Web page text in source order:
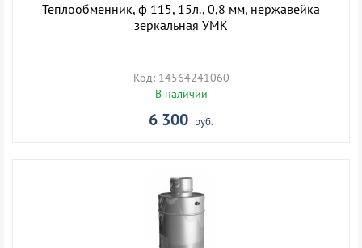
Теплообменник, ф 115, 15л., 0,8 мм, нержавейка
зеркальная УМК
Код: 14564241060
В наличии
6 300 руб.